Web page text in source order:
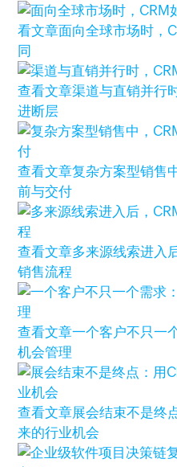
看文章面向全球市场时，
同
查看文章渠道与直销并行
进断层
查看文章复杂方案型销售
前与交付
查看文章多来源线索进入
销售流程
查看文章一个客户不只一
机会管理
查看文章展会结束不是终
来的行业机会